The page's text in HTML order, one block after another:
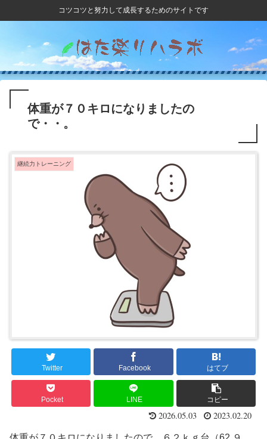
コツコツと努力して成長するためのサイトです
体重が７０キロになりましたの
で・・。
継続力トレーニング
Twitter Facebook はてブ
Pocket LINE コピー
2026.05.03 2023.02.20